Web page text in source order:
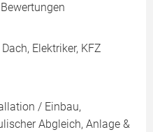
Elektriker, KFZ
/ Einbau,
Abgleich, Anlage &